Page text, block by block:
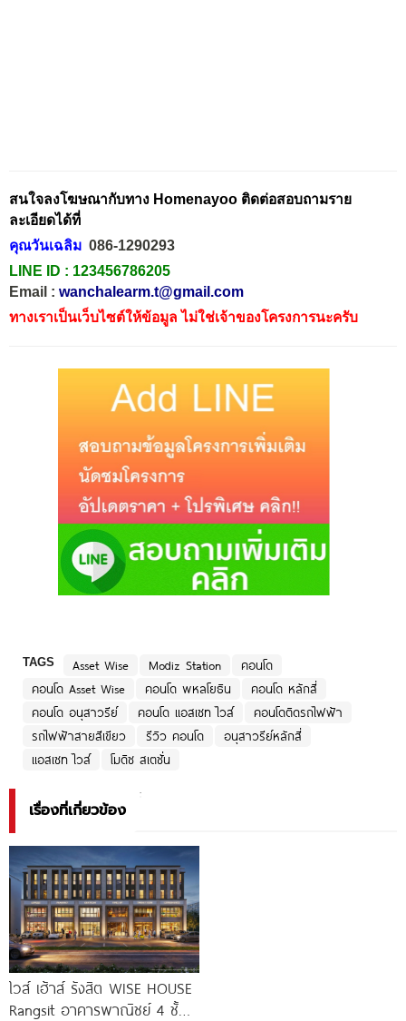
สนใจลงโฆษณากับทาง Homenayoo ติดต่อสอบถามราย
ละเอียดได้ที่
คุณวันเฉลิม 086-1290293
LINE ID : 123456786205
Email : wanchalearm.t@gmail.com
ทางเราเป็นเว็บไซต์ให้ข้อมูล ไม่ใช่เจ้าของโครงการนะครับ
TAGS Asset Wise Modiz Station
คอนโด
คอนโด Asset Wise
คอนโด พหลโยธิน
คอนโด หลักสี่
คอนโด อนุสาวรีย์
คอนโด แอสเซท ไวส์
คอนโดติดรถไฟฟ้า
รถไฟฟ้าสายสีเขียว
รีวิว คอนโด
อนุสาวรีย์หลักสี่
แอสเซท ไวส์
โมดิซ สเตชั่น
เรื่องที่เกี่ยวข้อง
ไวส์ เฮ้าส์ รังสิต WISE HOUSE
Rangsit อาคารพาณิชย์ 4 ชั้น